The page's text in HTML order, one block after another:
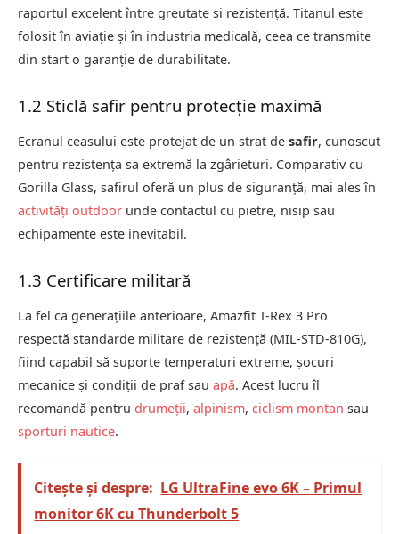
raportul excelent între greutate și rezistență. Titanul este
folosit în aviație și în industria medicală, ceea ce transmite
din start o garanție de durabilitate.
1.2 Sticlă safir pentru protecție maximă
Ecranul ceasului este protejat de un strat de safir, cunoscut
pentru rezistența sa extremă la zgârieturi. Comparativ cu
Gorilla Glass, safirul oferă un plus de siguranță, mai ales în
activități outdoor unde contactul cu pietre, nisip sau
echipamente este inevitabil.
1.3 Certificare militară
La fel ca generațiile anterioare, Amazfit T-Rex 3 Pro
respectă standarde militare de rezistență (MIL-STD-810G),
fiind capabil să suporte temperaturi extreme, șocuri
mecanice și condiții de praf sau apă. Acest lucru îl
recomandă pentru drumeții, alpinism, ciclism montan sau
sporturi nautice.
Citește și despre: LG UltraFine evo 6K – Primul
monitor 6K cu Thunderbolt 5